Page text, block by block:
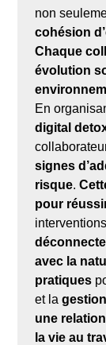
non
cohésion
Chaque
évolution
En
digital
signes
risque.
pour
avec la
pratiques
et la
une
la vie au